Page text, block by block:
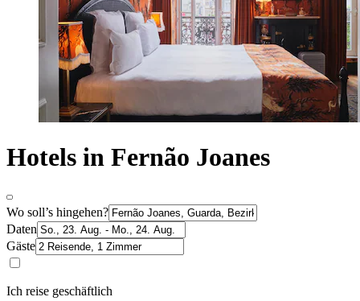
Hotels in Fernão Joanes
Wo soll’s hingehen?
Daten
Gäste
Ich reise geschäftlich